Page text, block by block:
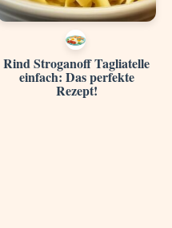
Rind Stroganoff Tagliatelle
einfach: Das perfekte
Rezept!